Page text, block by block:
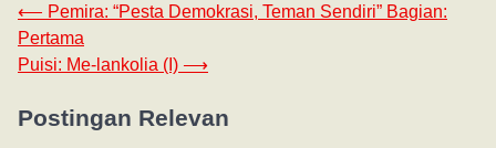
⟵ Pemira: “Pesta Demokrasi, Teman Sendiri” Bagian:
Pertama
Puisi: Me-lankolia (I) ⟶
Postingan Relevan